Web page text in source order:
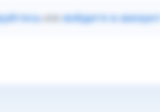
иливойдите в аккаунт